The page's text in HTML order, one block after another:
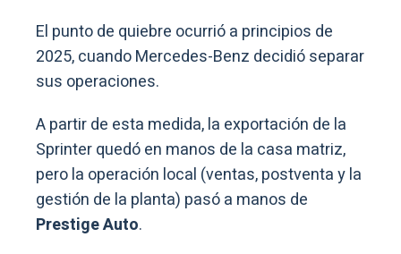
El punto de quiebre ocurrió a principios de
2025, cuando Mercedes-Benz decidió separar
sus operaciones.
A partir de esta medida, la exportación de la
Sprinter quedó en manos de la casa matriz,
pero la operación local (ventas, postventa y la
gestión de la planta) pasó a manos de
Prestige Auto.